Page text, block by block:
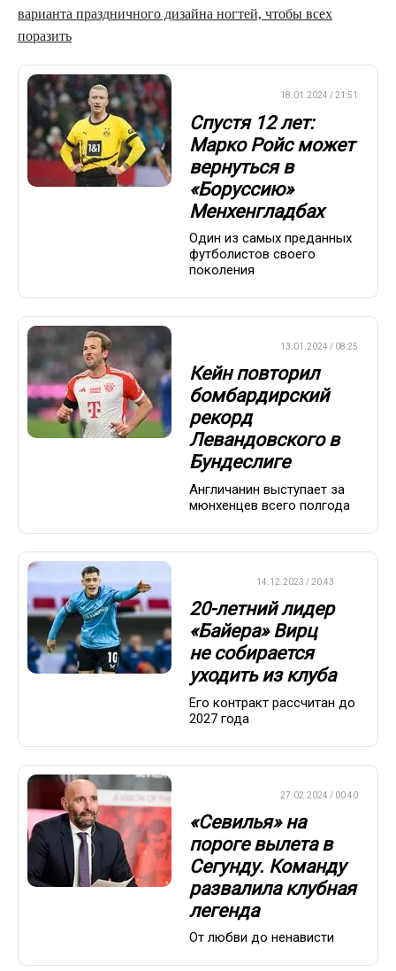
варианта праздничного дизайна ногтей, чтобы всех
поразить
18.01.2024 / 21:51
Спустя 12 лет:
Марко Ройс может
вернуться в
«Боруссию»
Менхенгладбах
Один из самых преданных
футболистов своего
поколения
13.01.2024 / 08:25
Кейн повторил
бомбардирский
рекорд
Левандовского в
Бундеслиге
Англичанин выступает за
мюнхенцев всего полгода
14.12.2023 / 20:43
20-летний лидер
«Байера» Вирц
не собирается
уходить из клуба
Его контракт рассчитан до
2027 года
27.02.2024 / 00:40
«Севилья» на
пороге вылета в
Сегунду. Команду
развалила клубная
легенда
От любви до ненависти